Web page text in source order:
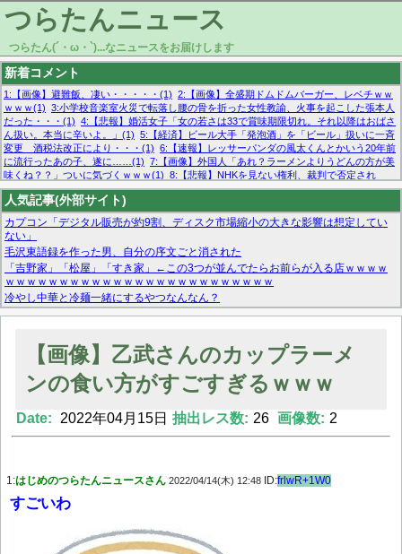
つらたんニュース
つらたん(´・ω・`)...なニュースをお届けします
新着コメント
1:【画像】避難飯、凄い・・・・・(1) 2:【画像】全盛期ドムドムバーガー、レベチｗｗ
ｗｗｗ(1) 3:小学校音楽室火災で転落し腰の骨を折った女性教諭、火事を起こした張本人
だった・・・(1) 4:【悲報】婚活女子「女の若さは33で賞味期限切れ。それ以降はおばさ
ん扱い。本当に辛いよ。」(1) 5:【経済】ビール大手「発泡酒」を「ビール」扱いに一斉
変更 酒税法改正により・・・(1) 6:【速報】レッサーパンダの風太くんとかいう20年前
に流行ったあの子、遂に……(1) 7:【画像】外国人「あれ？ラーメンよりうどんの方が美
味くね？？」ついに気づくｗｗｗ(1) 8:【悲報】NHKを見ない権利、裁判で否定され
る・・・(1) 9:欧州委員長「原発縮小は間違いでした」(1) 10:【悲報】日本企業の人手不
足、限界突破 52%「正社員も足りてません…」(1)
人気記事(外部サイト)
カプコン「デジタル販売が約9割、ディスク市場縮小の大きな影響は想定してい
ない」
毛沢東語録を作った男、自分の序文ごと消された
「吉野家」「松屋」「すき家」←この3つが並んでたらお前らが入る店ｗｗｗｗ
ｗｗｗｗｗｗｗｗｗｗｗｗｗｗｗｗｗｗｗｗｗｗｗｗｗ
冷やし中華と冷麺一緒にするやつなんなん？
マーベル帝国、まさかの反省！？『サンダーボルツ』の高評価は本物か？ディズ
【モー娘。石田亜佑美】ファーストテイク出演も新規獲得ならず？北川莉央が1
【画像あり】FacebookとかTwitterで拾ったエロ画像貼ってくよ
Powered by livedoor 相互RSS
【画像】乙武さんのカップラーメ
ンの食い方がすごすぎるｗｗｗ
Date: 2022年04月15日 抽出レス数: 26 画像数: 2
1:はじめのつらたんニュースさん 2022/04/14(木) 12:48 ID:frlwR+1W0
すごいわ